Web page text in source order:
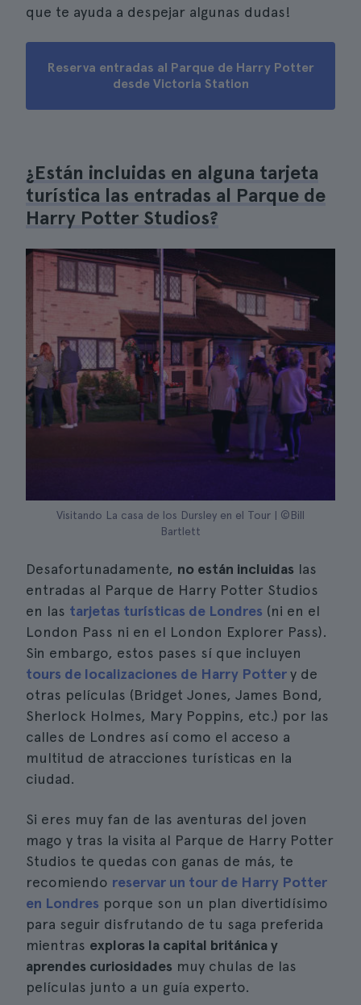
que te ayuda a despejar algunas dudas!
Reserva entradas al Parque de Harry Potter
desde Victoria Station
¿Están incluidas en alguna tarjeta
turística las entradas al Parque de
Harry Potter Studios?
Visitando La casa de los Dursley en el Tour | ©Bill
Bartlett
Desafortunadamente, no están incluidas las
entradas al Parque de Harry Potter Studios
en las tarjetas turísticas de Londres (ni en el
London Pass ni en el London Explorer Pass).
Sin embargo, estos pases sí que incluyen
tours de localizaciones de Harry Pottery de
otras películas (Bridget Jones, James Bond,
Sherlock Holmes, Mary Poppins, etc.) por las
calles de Londres así como el acceso a
multitud de atracciones turísticas en la
ciudad.
Si eres muy fan de las aventuras del joven
mago y tras la visita al Parque de Harry Potter
Studios te quedas con ganas de más, te
recomiendo reservar un tour de Harry Potter
en Londres porque son un plan divertidísimo
para seguir disfrutando de tu saga preferida
mientras exploras la capital británica y
aprendes curiosidades muy chulas de las
películas junto a un guía experto.